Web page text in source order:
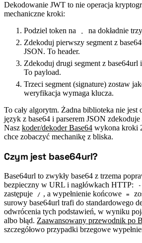
Dekodowanie JWT to nie operacja
mechaniczne kroki:
Podziel token na
.
na dokładnie
Zdekoduj pierwszy segment z
JSON. To header.
Zdekoduj drugi segment z base64url
To payload.
Trzeci segment (signature) zostaw
weryfikacja wymaga klucza.
To cały algorytm. Żadna biblioteka nie
język z base64 i parserem JSON
Nasz koder/dekoder Base64 wykona kroki
chce zobaczyć mechanikę z bliska.
#
Czym jest base64url?
Base64url to zwykły base64 z trzema
bezpieczny w URL i nagłówkach HTTP:
-
zastępuje / , a wypełnienie końcowe =
surowy base64url trafi do standardowego
odwrócenia tych podstawień, w wyniku
albo błąd. Zaawansowany przewodnik po
szczegółowo przypadki brzegowe